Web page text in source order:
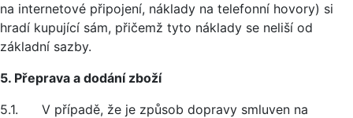
na internetové připojení, náklady na telefonní hovory) si
hradí kupující sám, přičemž tyto náklady se neliší od
základní sazby.
5. Přeprava a dodání zboží
5.1. V případě, že je způsob dopravy smluven na